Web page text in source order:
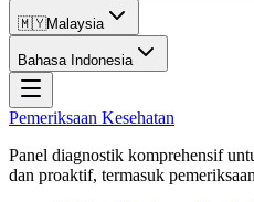
🇲🇾Malaysia
Bahasa Indonesia
Pemeriksaan Kesehatan
Panel diagnostik komprehensif
dan proaktif, termasuk